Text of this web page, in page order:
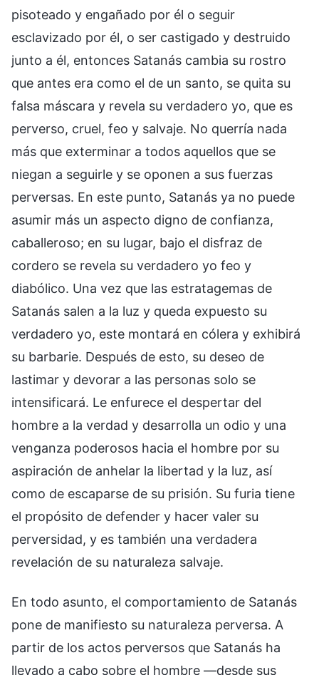
pisoteado y engañado por él o seguir
esclavizado por él, o ser castigado y destruido
junto a él, entonces Satanás cambia su rostro
que antes era como el de un santo, se quita su
falsa máscara y revela su verdadero yo, que es
perverso, cruel, feo y salvaje. No querría nada
más que exterminar a todos aquellos que se
niegan a seguirle y se oponen a sus fuerzas
perversas. En este punto, Satanás ya no puede
asumir más un aspecto digno de confianza,
caballeroso; en su lugar, bajo el disfraz de
cordero se revela su verdadero yo feo y
diabólico. Una vez que las estratagemas de
Satanás salen a la luz y queda expuesto su
verdadero yo, este montará en cólera y exhibirá
su barbarie. Después de esto, su deseo de
lastimar y devorar a las personas solo se
intensificará. Le enfurece el despertar del
hombre a la verdad y desarrolla un odio y una
venganza poderosos hacia el hombre por su
aspiración de anhelar la libertad y la luz, así
como de escaparse de su prisión. Su furia tiene
el propósito de defender y hacer valer su
perversidad, y es también una verdadera
revelación de su naturaleza salvaje.
En todo asunto, el comportamiento de Satanás
pone de manifiesto su naturaleza perversa. A
partir de los actos perversos que Satanás ha
llevado a cabo sobre el hombre —desde sus